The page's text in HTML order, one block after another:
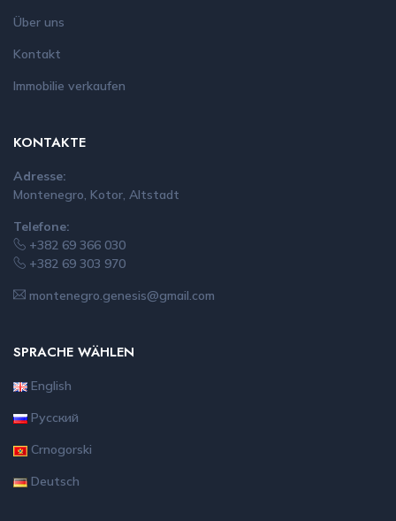
Über uns
Kontakt
Immobilie verkaufen
KONTAKTE
Adresse:
Montenegro, Kotor, Altstadt
Telefone:
+382 69 366 030
+382 69 303 970
montenegro.genesis@gmail.com
SPRACHE WÄHLEN
English
Русский
Crnogorski
Deutsch